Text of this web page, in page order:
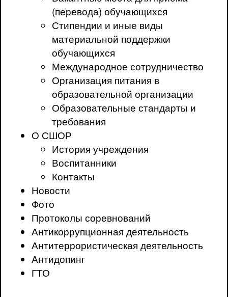
(перевода) обучающихся
Стипендии и иные виды
материальной поддержки
обучающихся
Международное сотрудничество
Организация питания в
образовательной организации
Образовательные стандарты и
требования
О СШОР
История учреждения
Воспитанники
Контакты
Новости
Фото
Протоколы соревнований
Антикоррупционная деятельность
Антитеррористическая деятельность
Антидопинг
ГТО